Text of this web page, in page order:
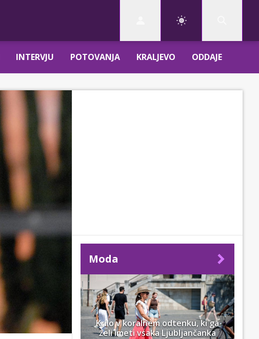
INTERVJU POTOVANJA KRALJEVO ODDAJE
Moda
Krilo v koralnem odtenku, ki ga
želi imeti vsaka Ljubljančanka